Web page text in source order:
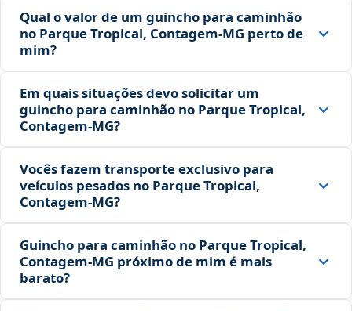
Qual o valor de um guincho para caminhão
no Parque Tropical, Contagem‑MG perto de
mim?
Em quais situações devo solicitar um
guincho para caminhão no Parque Tropical,
Contagem‑MG?
Vocês fazem transporte exclusivo para
veículos pesados no Parque Tropical,
Contagem‑MG?
Guincho para caminhão no Parque Tropical,
Contagem‑MG próximo de mim é mais
barato?